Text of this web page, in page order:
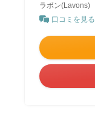
ラボン(Lavons)
口コミを見る